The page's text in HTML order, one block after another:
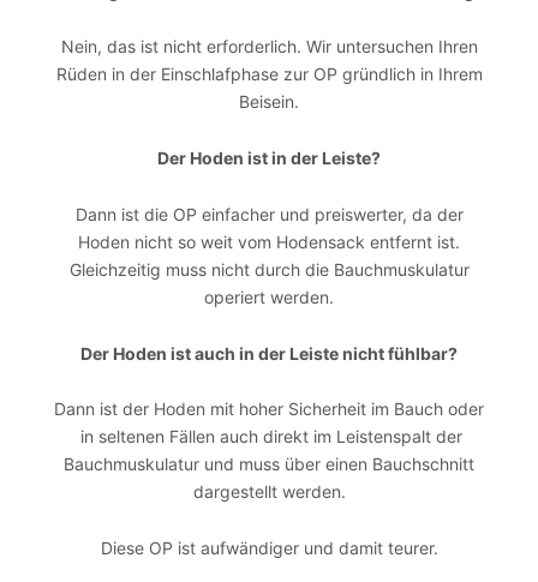
Nein, das ist nicht erforderlich. Wir untersuchen Ihren
Rüden in der Einschlafphase zur OP gründlich in Ihrem
Beisein.
Der Hoden ist in der Leiste?
Dann ist die OP einfacher und preiswerter, da der
Hoden nicht so weit vom Hodensack entfernt ist.
Gleichzeitig muss nicht durch die Bauchmuskulatur
operiert werden.
Der Hoden ist auch in der Leiste nicht fühlbar?
Dann ist der Hoden mit hoher Sicherheit im Bauch oder
in seltenen Fällen auch direkt im Leistenspalt der
Bauchmuskulatur und muss über einen Bauchschnitt
dargestellt werden.
Diese OP ist aufwändiger und damit teurer.